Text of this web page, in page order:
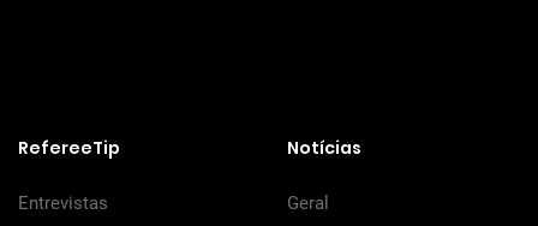
RefereeTip
Entrevistas
Notícias
Geral